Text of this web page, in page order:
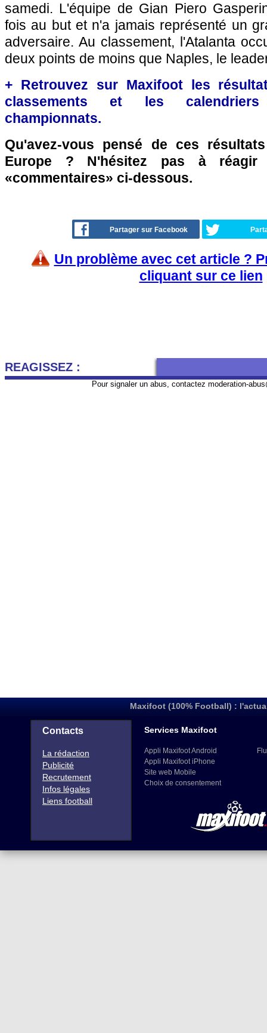
samedi. L'équipe de Gian Piero
fois au but et n'a jamais représenté un
adversaire. Au classement, l'Atalanta
deux points de moins que Naples, le
+ Retrouvez sur Maxifoot les
classements et les
championnats.
Qu'avez-vous pensé de ces
Europe ? N'hésitez pas à réagir
«commentaires» ci-dessous.
Partager sur Facebook
Un problème avec cet article ?
cliquant sur ce lien
REAGISSEZ :
Pour signaler un abus, contactez moderation-
Maxifoot (100% Football) :
Contacts
La rédaction
Publicité
Recrutement
Infos légales
Liens football
Services Maxifoot
Appli Maxifoot Android
Appli Maxifoot iPhone
Site web Mobile
Choix de consentement